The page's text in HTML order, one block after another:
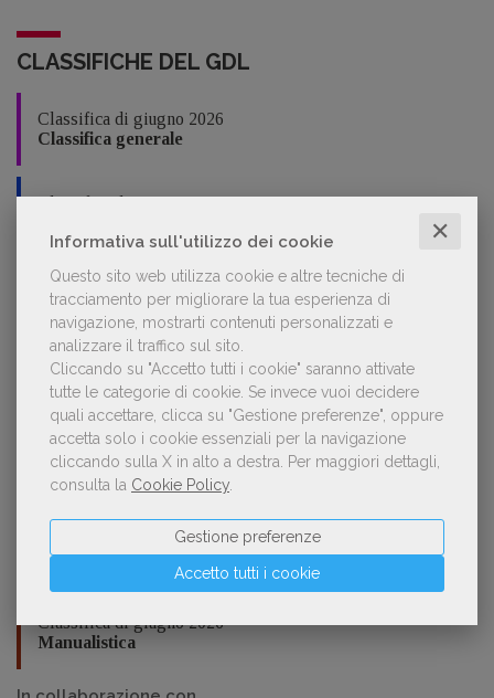
Informativa sull'utilizzo dei cookie ✕
Questo sito web utilizza cookie e altre tecniche di
tracciamento per migliorare la tua esperienza di
navigazione, mostrarti contenuti personalizzati e
analizzare il traffico sul sito.
Cliccando su "Accetto tutti i cookie" saranno attivate
tutte le categorie di cookie. Se invece vuoi decidere
quali accettare, clicca su "Gestione preferenze", oppure
accetta solo i cookie essenziali per la navigazione
cliccando sulla X in alto a destra. Per maggiori dettagli,
consulta la Cookie Policy
Accetto tutti i cookie
Gestione preferenze
CLASSIFICHE DEL GDL
Classifica di giugno 2026
Classifica generale
Classifica di giugno 2026
Classifica di giugno 2026
Narrativa straniera
Classifica di giugno 2026
Fumetti
Classifica di giugno 2026
Bambini e ragazzi
Classifica di giugno 2026
Saggistica divulgativa, accademica, professionale
Classifica di giugno 2026
Manualistica